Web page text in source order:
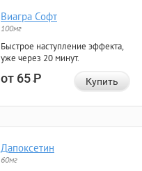
Виагра Софт
100мг
Быстрое наступление эффекта,
уже через 20 минут.
от 65Р Купить
Дапоксетин
60мг